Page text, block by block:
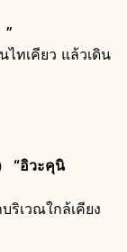
”
ทเคียว แล้วเดิน
“อิวะคุนิ
ริเวณใกล้เคียง